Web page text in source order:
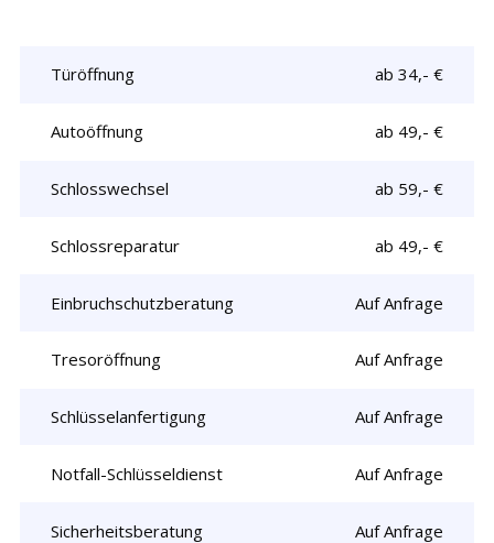
Türöffnung ab 34,- €
Autoöffnung ab 49,- €
Schlosswechsel ab 59,- €
Schlossreparatur ab 49,- €
Einbruchschutzberatung Auf Anfrage
Tresoröffnung Auf Anfrage
Schlüsselanfertigung Auf Anfrage
Notfall-Schlüsseldienst Auf Anfrage
Sicherheitsberatung Auf Anfrage